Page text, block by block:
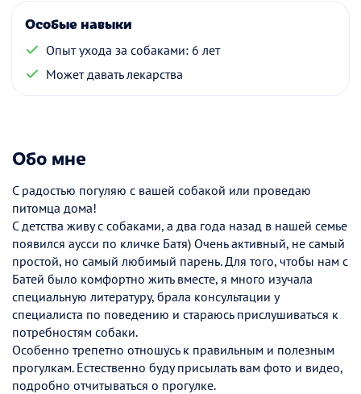
Особые навыки
Опыт ухода за собаками: 6 лет
Может давать лекарства
Обо мне
С радостью погуляю с вашей собакой или проведаю
питомца дома!
С детства живу с собаками, а два года назад в нашей семье
появился аусси по кличке Батя) Очень активный, не самый
простой, но самый любимый парень. Для того, чтобы нам с
Батей было комфортно жить вместе, я много изучала
специальную литературу, брала консультации у
специалиста по поведению и стараюсь прислушиваться к
потребностям собаки.
Особенно трепетно отношусь к правильным и полезным
прогулкам. Естественно буду присылать вам фото и видео,
подробно отчитываться о прогулке.